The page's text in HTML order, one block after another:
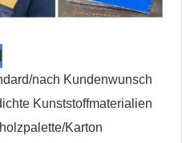
nach Kundenwunsch
Kunststoffmaterialien
Karton